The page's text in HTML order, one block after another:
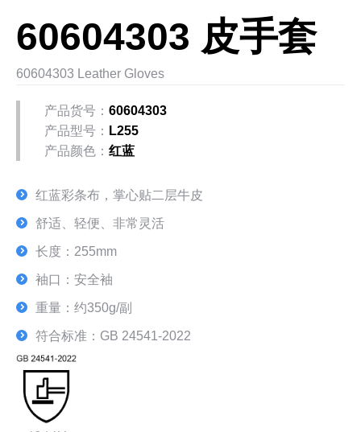
60604303 皮手套
60604303 Leather Gloves
产品货号： 60604303
产品型号： L255
产品颜色： 红蓝
红蓝彩条布，掌心贴二层牛皮
舒适、轻便、非常灵活
长度：255mm
袖口：安全袖
重量：约350g/副
符合标准：GB 24541-2022